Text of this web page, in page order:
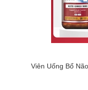
Viên Uống Bổ